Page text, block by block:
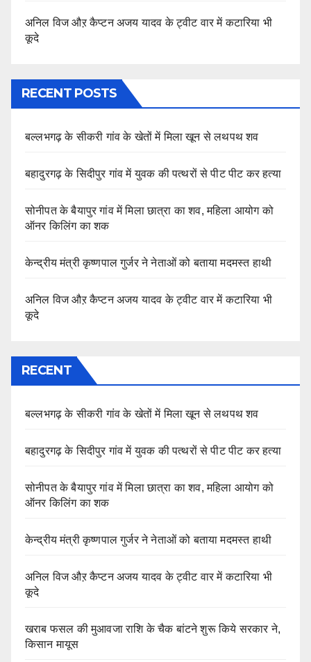
अनिल विज औऱ कैप्टन अजय यादव के ट्वीट वार में कटारिया भी
कूदे
RECENT POSTS
बल्लभगढ़ के सीकरी गांव के खेतों में मिला खून से लथपथ शव
बहादुरगढ़ के सिदीपुर गांव में युवक की पत्थरों से पीट पीट कर हत्या
सोनीपत के बैयापुर गांव में मिला छात्रा का शव, महिला आयोग को
ऑनर किलिंग का शक
केन्द्रीय मंत्री कृष्णपाल गुर्जर ने नेताओं को बताया मदमस्त हाथी
अनिल विज औऱ कैप्टन अजय यादव के ट्वीट वार में कटारिया भी
कूदे
RECENT
बल्लभगढ़ के सीकरी गांव के खेतों में मिला खून से लथपथ शव
बहादुरगढ़ के सिदीपुर गांव में युवक की पत्थरों से पीट पीट कर हत्या
सोनीपत के बैयापुर गांव में मिला छात्रा का शव, महिला आयोग को
ऑनर किलिंग का शक
केन्द्रीय मंत्री कृष्णपाल गुर्जर ने नेताओं को बताया मदमस्त हाथी
अनिल विज औऱ कैप्टन अजय यादव के ट्वीट वार में कटारिया भी
कूदे
खराब फसल की मुआवजा राशि के चैक बांटने शुरू किये सरकार ने,
किसान मायूस